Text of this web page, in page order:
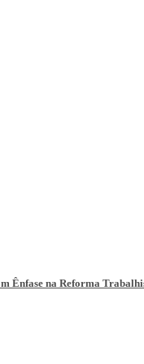
Ênfase na Reforma